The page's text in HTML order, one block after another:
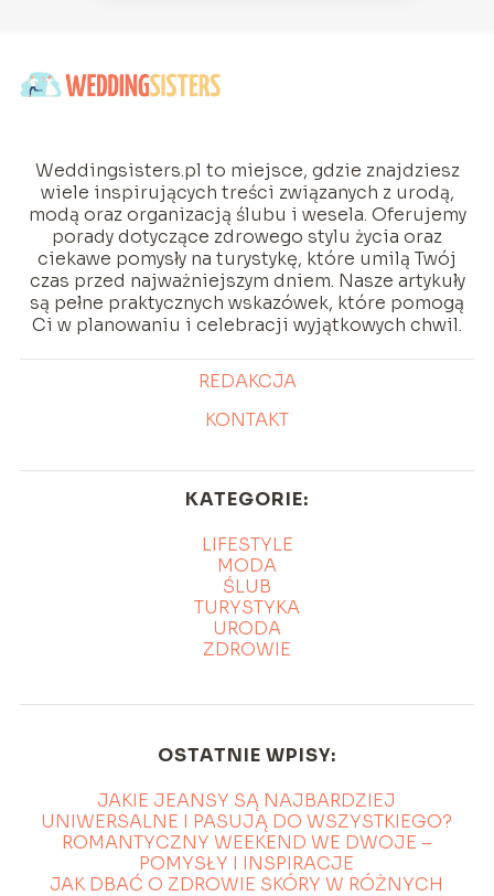
Weddingsisters.pl to miejsce, gdzie znajdziesz
wiele inspirujących treści związanych z urodą,
modą oraz organizacją ślubu i wesela. Oferujemy
porady dotyczące zdrowego stylu życia oraz
ciekawe pomysły na turystykę, które umilą Twój
czas przed najważniejszym dniem. Nasze artykuły
są pełne praktycznych wskazówek, które pomogą
Ci w planowaniu i celebracji wyjątkowych chwil.
REDAKCJA
KONTAKT
KATEGORIE:
LIFESTYLE
MODA
ŚLUB
TURYSTYKA
URODA
ZDROWIE
OSTATNIE WPISY:
JAKIE JEANSY SĄ NAJBARDZIEJ
UNIWERSALNE I PASUJĄ DO WSZYSTKIEGO?
ROMANTYCZNY WEEKEND WE DWOJE –
POMYSŁY I INSPIRACJE
JAK DBAĆ O ZDROWIE SKÓRY W RÓŻNYCH